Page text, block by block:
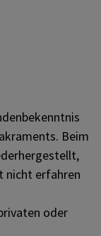
Beim
nicht erfahren
oder